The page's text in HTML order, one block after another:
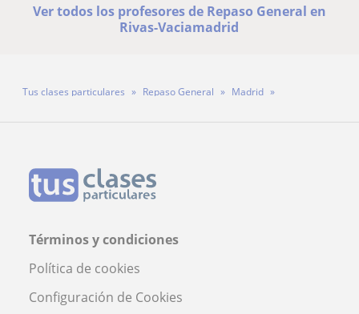
Ver todos los profesores de Repaso General en
Rivas-Vaciamadrid
Tus clases particulares Repaso General
Madrid
Términos y condiciones
Política de cookies
Configuración de Cookies